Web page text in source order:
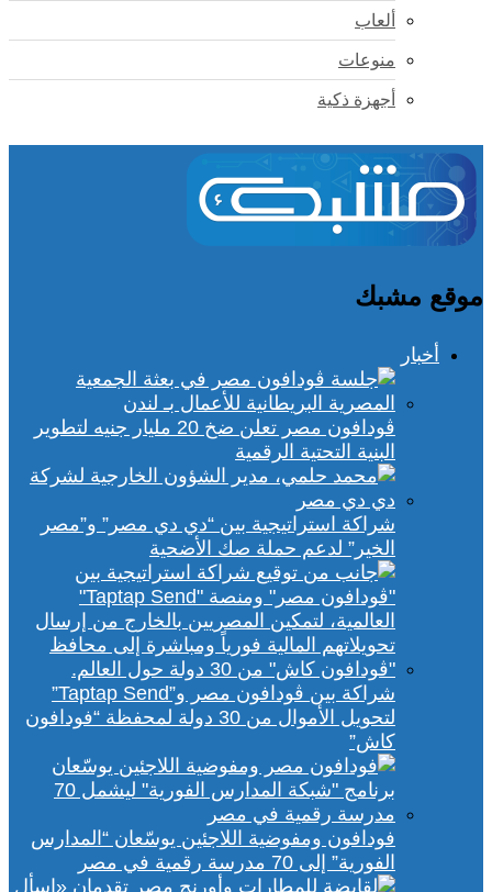
ألعاب
منوعات
أجهزة ذكية
موقع مشبك
أخبار
ڤودافون مصر تعلن ضخ 20 مليار جنيه لتطوير
البنية التحتية الرقمية
شراكة استراتيجية بين “دي دي مصر” و”مصر
الخير” لدعم حملة صك الأضحية
شراكة بين ڤودافون مصر و”Taptap Send”
لتحويل الأموال من 30 دولة لمحفظة “فودافون
كاش”
فودافون ومفوضية اللاجئين يوسّعان “المدارس
الفورية” إلى 70 مدرسة رقمية في مصر